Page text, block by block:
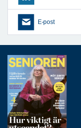
E-post